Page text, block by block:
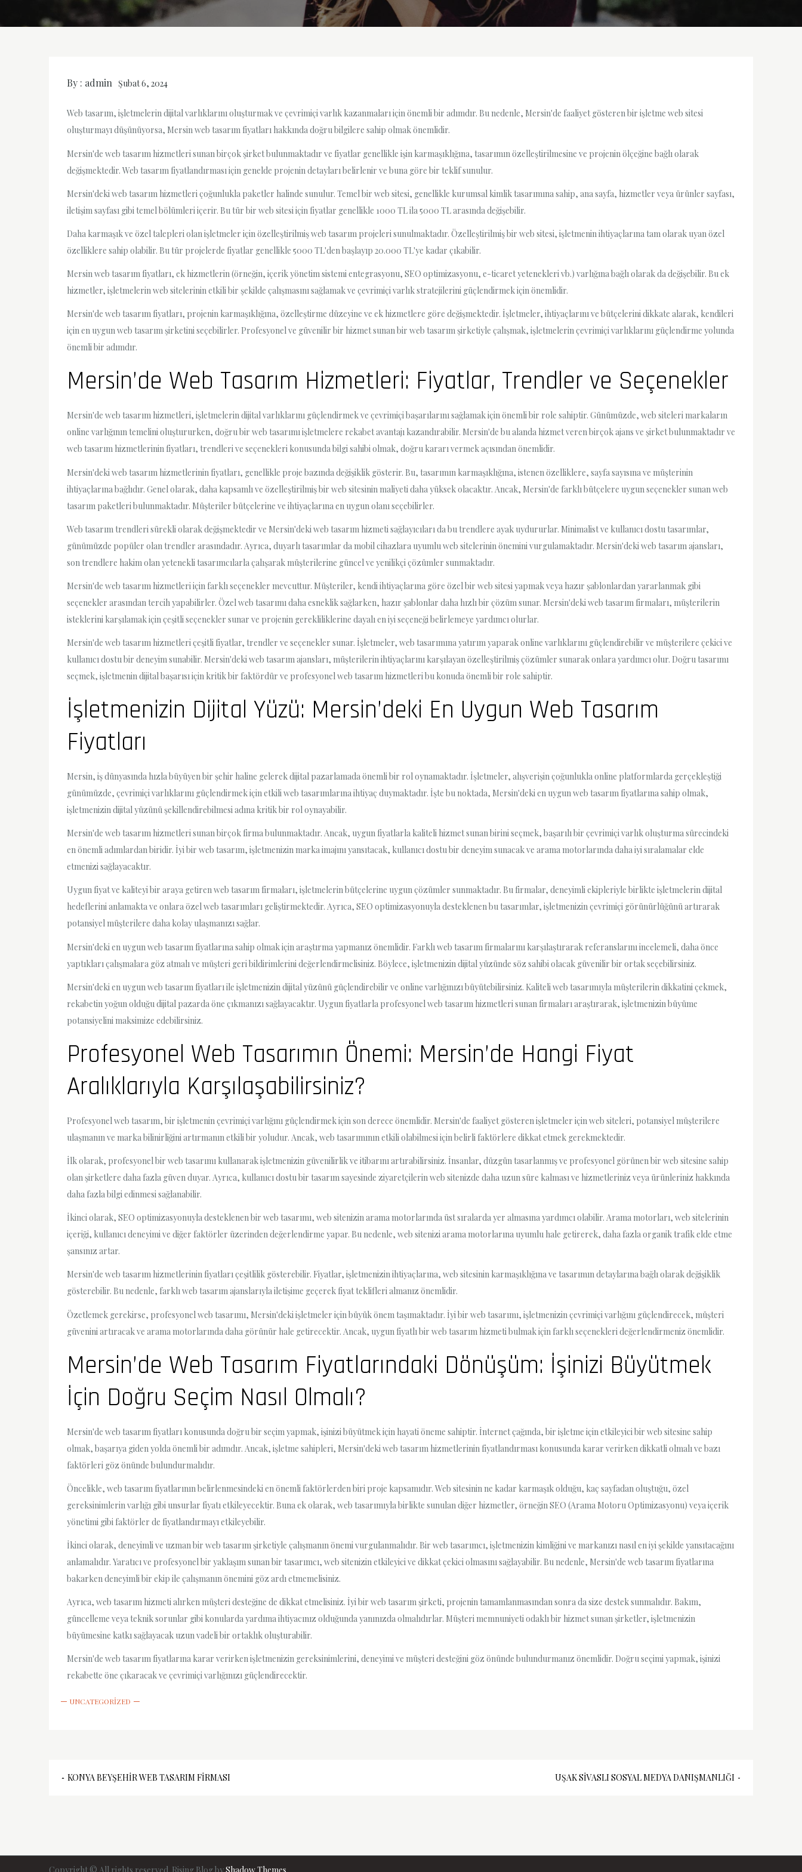
By : admin Şubat 6, 2024
Web tasarım, işletmelerin dijital varlıklarını oluşturmak ve çevrimiçi varlık kazanmaları için önemli bir adımdır. Bu nedenle, Mersin'de faaliyet gösteren bir işletme web sitesi
oluşturmayı düşünüyorsa, Mersin web tasarım fiyatları hakkında doğru bilgilere sahip olmak önemlidir.
Mersin'de web tasarım hizmetleri sunan birçok şirket bulunmaktadır ve fiyatlar genellikle işin karmaşıklığına, tasarımın özelleştirilmesine ve projenin ölçeğine bağlı olarak
değişmektedir. Web tasarım fiyatlandırması için genelde projenin detayları belirlenir ve buna göre bir teklif sunulur.
Mersin'deki web tasarım hizmetleri çoğunlukla paketler halinde sunulur. Temel bir web sitesi, genellikle kurumsal kimlik tasarımına sahip, ana sayfa, hizmetler veya ürünler sayfası,
iletişim sayfası gibi temel bölümleri içerir. Bu tür bir web sitesi için fiyatlar genellikle 1000 TL ila 5000 TL arasında değişebilir.
Daha karmaşık ve özel talepleri olan işletmeler için özelleştirilmiş web tasarım projeleri sunulmaktadır. Özelleştirilmiş bir web sitesi, işletmenin ihtiyaçlarına tam olarak uyan özel
özelliklere sahip olabilir. Bu tür projelerde fiyatlar genellikle 5000 TL'den başlayıp 20.000 TL'ye kadar çıkabilir.
Mersin web tasarım fiyatları, ek hizmetlerin (örneğin, içerik yönetim sistemi entegrasyonu, SEO optimizasyonu, e-ticaret yetenekleri vb.) varlığına bağlı olarak da değişebilir. Bu ek
hizmetler, işletmelerin web sitelerinin etkili bir şekilde çalışmasını sağlamak ve çevrimiçi varlık stratejilerini güçlendirmek için önemlidir.
Mersin'de web tasarım fiyatları, projenin karmaşıklığına, özelleştirme düzeyine ve ek hizmetlere göre değişmektedir. İşletmeler, ihtiyaçlarını ve bütçelerini dikkate alarak, kendileri
için en uygun web tasarım şirketini seçebilirler. Profesyonel ve güvenilir bir hizmet sunan bir web tasarım şirketiyle çalışmak, işletmelerin çevrimiçi varlıklarını güçlendirme yolunda
önemli bir adımdır.
Mersin’de Web Tasarım Hizmetleri: Fiyatlar, Trendler ve Seçenekler
Mersin'de web tasarım hizmetleri, işletmelerin dijital varlıklarını güçlendirmek ve çevrimiçi başarılarını sağlamak için önemli bir role sahiptir. Günümüzde, web siteleri markaların
online varlığının temelini oluştururken, doğru bir web tasarımı işletmelere rekabet avantajı kazandırabilir. Mersin'de bu alanda hizmet veren birçok ajans ve şirket bulunmaktadır ve
web tasarım hizmetlerinin fiyatları, trendleri ve seçenekleri konusunda bilgi sahibi olmak, doğru kararı vermek açısından önemlidir.
Mersin'deki web tasarım hizmetlerinin fiyatları, genellikle proje bazında değişiklik gösterir. Bu, tasarımın karmaşıklığına, istenen özelliklere, sayfa sayısına ve müşterinin
ihtiyaçlarına bağlıdır. Genel olarak, daha kapsamlı ve özelleştirilmiş bir web sitesinin maliyeti daha yüksek olacaktır. Ancak, Mersin'de farklı bütçelere uygun seçenekler sunan web
tasarım paketleri bulunmaktadır. Müşteriler bütçelerine ve ihtiyaçlarına en uygun olanı seçebilirler.
Web tasarım trendleri sürekli olarak değişmektedir ve Mersin'deki web tasarım hizmeti sağlayıcıları da bu trendlere ayak uydururlar. Minimalist ve kullanıcı dostu tasarımlar,
günümüzde popüler olan trendler arasındadır. Ayrıca, duyarlı tasarımlar da mobil cihazlara uyumlu web sitelerinin önemini vurgulamaktadır. Mersin'deki web tasarım ajansları,
son trendlere hakim olan yetenekli tasarımcılarla çalışarak müşterilerine güncel ve yenilikçi çözümler sunmaktadır.
Mersin'de web tasarım hizmetleri için farklı seçenekler mevcuttur. Müşteriler, kendi ihtiyaçlarına göre özel bir web sitesi yapmak veya hazır şablonlardan yararlanmak gibi
seçenekler arasından tercih yapabilirler. Özel web tasarımı daha esneklik sağlarken, hazır şablonlar daha hızlı bir çözüm sunar. Mersin'deki web tasarım firmaları, müşterilerin
isteklerini karşılamak için çeşitli seçenekler sunar ve projenin gerekliliklerine dayalı en iyi seçeneği belirlemeye yardımcı olurlar.
Mersin'de web tasarım hizmetleri çeşitli fiyatlar, trendler ve seçenekler sunar. İşletmeler, web tasarımına yatırım yaparak online varlıklarını güçlendirebilir ve müşterilere çekici ve
kullanıcı dostu bir deneyim sunabilir. Mersin'deki web tasarım ajansları, müşterilerin ihtiyaçlarını karşılayan özelleştirilmiş çözümler sunarak onlara yardımcı olur. Doğru tasarımı
seçmek, işletmenin dijital başarısı için kritik bir faktördür ve profesyonel web tasarım hizmetleri bu konuda önemli bir role sahiptir.
İşletmenizin Dijital Yüzü: Mersin’deki En Uygun Web Tasarım
Fiyatları
Mersin, iş dünyasında hızla büyüyen bir şehir haline gelerek dijital pazarlamada önemli bir rol oynamaktadır. İşletmeler, alışverişin çoğunlukla online platformlarda gerçekleştiği
günümüzde, çevrimiçi varlıklarını güçlendirmek için etkili web tasarımlarına ihtiyaç duymaktadır. İşte bu noktada, Mersin'deki en uygun web tasarım fiyatlarına sahip olmak,
işletmenizin dijital yüzünü şekillendirebilmesi adına kritik bir rol oynayabilir.
Mersin'de web tasarım hizmetleri sunan birçok firma bulunmaktadır. Ancak, uygun fiyatlarla kaliteli hizmet sunan birini seçmek, başarılı bir çevrimiçi varlık oluşturma sürecindeki
en önemli adımlardan biridir. İyi bir web tasarım, işletmenizin marka imajını yansıtacak, kullanıcı dostu bir deneyim sunacak ve arama motorlarında daha iyi sıralamalar elde
etmenizi sağlayacaktır.
Uygun fiyat ve kaliteyi bir araya getiren web tasarım firmaları, işletmelerin bütçelerine uygun çözümler sunmaktadır. Bu firmalar, deneyimli ekipleriyle birlikte işletmelerin dijital
hedeflerini anlamakta ve onlara özel web tasarımları geliştirmektedir. Ayrıca, SEO optimizasyonuyla desteklenen bu tasarımlar, işletmenizin çevrimiçi görünürlüğünü artırarak
potansiyel müşterilere daha kolay ulaşmanızı sağlar.
Mersin'deki en uygun web tasarım fiyatlarına sahip olmak için araştırma yapmanız önemlidir. Farklı web tasarım firmalarını karşılaştırarak referanslarını incelemeli, daha önce
yaptıkları çalışmalara göz atmalı ve müşteri geri bildirimlerini değerlendirmelisiniz. Böylece, işletmenizin dijital yüzünde söz sahibi olacak güvenilir bir ortak seçebilirsiniz.
Mersin'deki en uygun web tasarım fiyatları ile işletmenizin dijital yüzünü güçlendirebilir ve online varlığınızı büyütebilirsiniz. Kaliteli web tasarımıyla müşterilerin dikkatini çekmek,
rekabetin yoğun olduğu dijital pazarda öne çıkmanızı sağlayacaktır. Uygun fiyatlarla profesyonel web tasarım hizmetleri sunan firmaları araştırarak, işletmenizin büyüme
potansiyelini maksimize edebilirsiniz.
Profesyonel Web Tasarımın Önemi: Mersin’de Hangi Fiyat
Aralıklarıyla Karşılaşabilirsiniz?
Profesyonel web tasarım, bir işletmenin çevrimiçi varlığını güçlendirmek için son derece önemlidir. Mersin'de faaliyet gösteren işletmeler için web siteleri, potansiyel müşterilere
ulaşmanın ve marka bilinirliğini artırmanın etkili bir yoludur. Ancak, web tasarımının etkili olabilmesi için belirli faktörlere dikkat etmek gerekmektedir.
İlk olarak, profesyonel bir web tasarımı kullanarak işletmenizin güvenilirlik ve itibarını artırabilirsiniz. İnsanlar, düzgün tasarlanmış ve profesyonel görünen bir web sitesine sahip
olan şirketlere daha fazla güven duyar. Ayrıca, kullanıcı dostu bir tasarım sayesinde ziyaretçilerin web sitenizde daha uzun süre kalması ve hizmetleriniz veya ürünleriniz hakkında
daha fazla bilgi edinmesi sağlanabilir.
İkinci olarak, SEO optimizasyonuyla desteklenen bir web tasarımı, web sitenizin arama motorlarında üst sıralarda yer almasına yardımcı olabilir. Arama motorları, web sitelerinin
içeriği, kullanıcı deneyimi ve diğer faktörler üzerinden değerlendirme yapar. Bu nedenle, web sitenizi arama motorlarına uyumlu hale getirerek, daha fazla organik trafik elde etme
şansınız artar.
Mersin'de web tasarım hizmetlerinin fiyatları çeşitlilik gösterebilir. Fiyatlar, işletmenizin ihtiyaçlarına, web sitesinin karmaşıklığına ve tasarımın detaylarına bağlı olarak değişiklik
gösterebilir. Bu nedenle, farklı web tasarım ajanslarıyla iletişime geçerek fiyat teklifleri almanız önemlidir.
Özetlemek gerekirse, profesyonel web tasarımı, Mersin'deki işletmeler için büyük önem taşımaktadır. İyi bir web tasarımı, işletmenizin çevrimiçi varlığını güçlendirecek, müşteri
güvenini artıracak ve arama motorlarında daha görünür hale getirecektir. Ancak, uygun fiyatlı bir web tasarım hizmeti bulmak için farklı seçenekleri değerlendirmeniz önemlidir.
Mersin’de Web Tasarım Fiyatlarındaki Dönüşüm: İşinizi Büyütmek
İçin Doğru Seçim Nasıl Olmalı?
Mersin'de web tasarım fiyatları konusunda doğru bir seçim yapmak, işinizi büyütmek için hayati öneme sahiptir. İnternet çağında, bir işletme için etkileyici bir web sitesine sahip
olmak, başarıya giden yolda önemli bir adımdır. Ancak, işletme sahipleri, Mersin'deki web tasarım hizmetlerinin fiyatlandırması konusunda karar verirken dikkatli olmalı ve bazı
faktörleri göz önünde bulundurmalıdır.
Öncelikle, web tasarım fiyatlarının belirlenmesindeki en önemli faktörlerden biri proje kapsamıdır. Web sitesinin ne kadar karmaşık olduğu, kaç sayfadan oluştuğu, özel
gereksinimlerin varlığı gibi unsurlar fiyatı etkileyecektir. Buna ek olarak, web tasarımıyla birlikte sunulan diğer hizmetler, örneğin SEO (Arama Motoru Optimizasyonu) veya içerik
yönetimi gibi faktörler de fiyatlandırmayı etkileyebilir.
İkinci olarak, deneyimli ve uzman bir web tasarım şirketiyle çalışmanın önemi vurgulanmalıdır. Bir web tasarımcı, işletmenizin kimliğini ve markanızı nasıl en iyi şekilde yansıtacağını
anlamalıdır. Yaratıcı ve profesyonel bir yaklaşım sunan bir tasarımcı, web sitenizin etkileyici ve dikkat çekici olmasını sağlayabilir. Bu nedenle, Mersin'de web tasarım fiyatlarına
bakarken deneyimli bir ekip ile çalışmanın önemini göz ardı etmemelisiniz.
Ayrıca, web tasarım hizmeti alırken müşteri desteğine de dikkat etmelisiniz. İyi bir web tasarım şirketi, projenin tamamlanmasından sonra da size destek sunmalıdır. Bakım,
güncelleme veya teknik sorunlar gibi konularda yardıma ihtiyacınız olduğunda yanınızda olmalıdırlar. Müşteri memnuniyeti odaklı bir hizmet sunan şirketler, işletmenizin
büyümesine katkı sağlayacak uzun vadeli bir ortaklık oluşturabilir.
Mersin'de web tasarım fiyatlarına karar verirken işletmenizin gereksinimlerini, deneyimi ve müşteri desteğini göz önünde bulundurmanız önemlidir. Doğru seçimi yapmak, işinizi
rekabette öne çıkaracak ve çevrimiçi varlığınızı güçlendirecektir.
UNCATEGORIZED
Yazı
KONYA BEYŞEHIR WEB TASARIM FIRMASI UŞAK SIVASLI SOSYAL MEDYA DANIŞMANLIĞI
Copyright © All rights reserved. Rising Blog byShadow Themes